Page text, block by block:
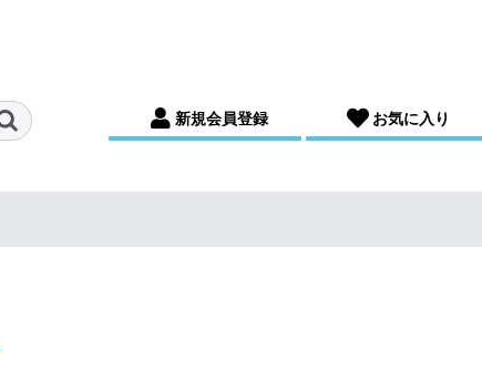
新規会員登録 お気に入り